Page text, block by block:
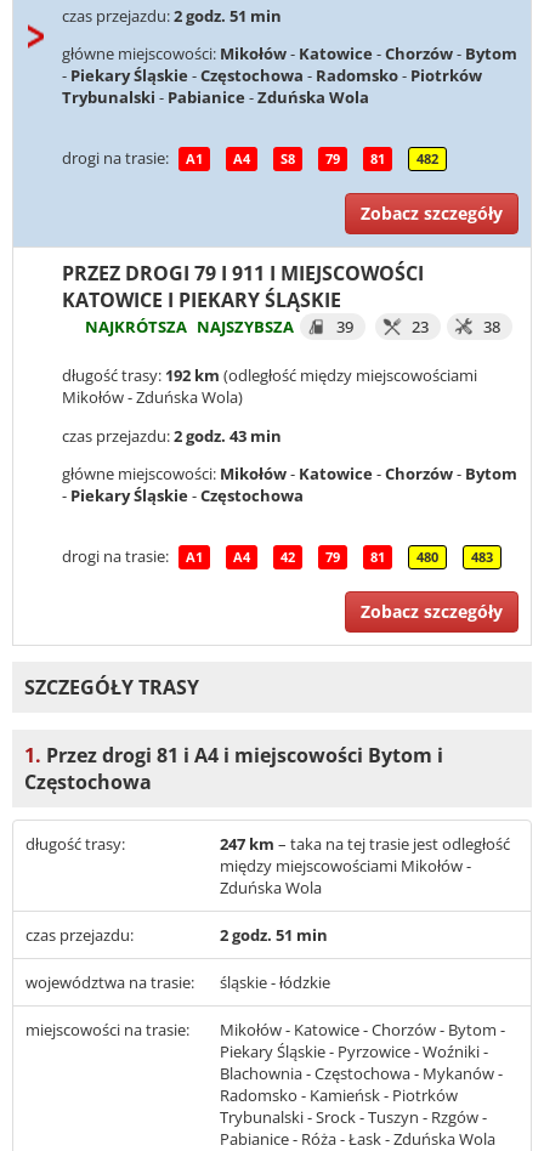
czas przejazdu:2 godz. 51 min
główne miejscowości: Mikołów- Katowice -Chorzów- Bytom
- Piekary Śląskie -Częstochowa - Radomsko- Piotrków
Trybunalski - Pabianice -Zduńska Wola
drogi na trasie: A1 A4 S8 79 81 482
Zobacz szczegóły
PRZEZ DROGI 79 I 911 I MIEJSCOWOŚCI
KATOWICE I PIEKARY ŚLĄSKIE
NAJKRÓTSZA NAJSZYBSZA 39 23 38
długość trasy: 192 km (odległość między miejscowościami
Mikołów - Zduńska Wola)
czas przejazdu:2 godz. 43 min
główne miejscowości: Mikołów- Katowice-Chorzów- Bytom
- Piekary Śląskie-Częstochowa
drogi na trasie: A1 A4 42 79 81 480 483
Zobacz szczegóły
SZCZEGÓŁY TRASY
1. Przez drogi 81 i A4 i miejscowości Bytom i
Częstochowa
długość trasy: 247 km – taka na tej trasie jest odległość
między miejscowościami Mikołów -
Zduńska Wola
czas przejazdu: 2 godz. 51 min
województwa na trasie: śląskie - łódzkie
miejscowości na trasie:
Mikołów - Katowice - Chorzów - Bytom -
Piekary Śląskie - Pyrzowice - Woźniki -
Blachownia - Częstochowa - Mykanów -
Radomsko - Kamieńsk - Piotrków
Trybunalski - Srock - Tuszyn - Rzgów -
Pabianice - Róża - Łask - Zduńska Wola